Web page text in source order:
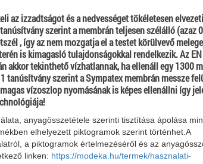
az izzadtságot és a nedvességet tökéletesen
szerint a membrán teljesen szélálló(azaz
, így az nem mozgatja el a testet körülvevő
is kimagasló tulajdonságokkal rendelkezik. Az
akkor tekinthető vízhatlannak, ha ellenáll egy 1300
tanúsítvány szerint a Sympatex membrán messze
vízoszlop nyomásának is képes ellenállni így
anyagösszetétele szerinti tisztítása ápolása
elhelyezett piktogramok szerint történhet.A
a piktogramok értelmezéséről és az
linken: https://modeka.hu/termek/hasznalati-